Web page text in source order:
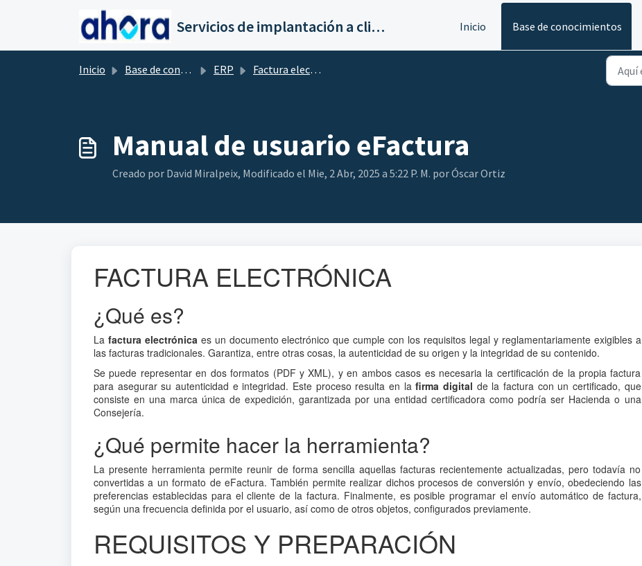
Saltar al contenido principal
Servicios de implantación a clientes de Ahora Inicio Base de conocimientos
Inicio Base de conocimientos ERP Factura electrónica (eFactura)
Manual de usuario eFactura
Creado por David Miralpeix, Modificado el Mie, 2 Abr, 2025 a 5:22 P. M. por Óscar Ortiz
FACTURA ELECTRÓNICA
¿Qué es?
La factura electrónicaes un documento electrónico que cumple con los requisitos legal y reglamentariamente exigibles a
las facturas tradicionales. Garantiza, entre otras cosas, la autenticidad de su origen y la integridad de su contenido.
Se puede representar en dos formatos (PDF y XML), y en ambos casos es necesaria la certificación de la propia factura
para asegurar su autenticidad e integridad. Este proceso resulta en lafirma digital de la factura con un certificado, que
consiste en una marca única de expedición, garantizada por una entidad certificadora como podría ser Hacienda o una
Consejería.
¿Qué permite hacer la herramienta?
La presente herramienta permite reunir de forma sencilla aquellas facturas recientemente actualizadas, pero todavía no
convertidas a un formato de eFactura. También permite realizar dichos procesos de conversión y envío, obedeciendo las
preferencias establecidas para el cliente de la factura. Finalmente, es posible programar el envío automático de factura,
según una frecuencia definida por el usuario, así como de otros objetos, configurados previamente.
REQUISITOS Y PREPARACIÓN